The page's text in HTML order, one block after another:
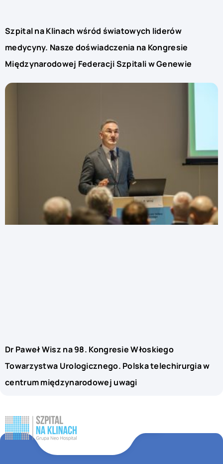
Szpital na Klinach wśród światowych liderów
medycyny. Nasze doświadczenia na Kongresie
Międzynarodowej Federacji Szpitali w Genewie
Dr Paweł Wisz na 98. Kongresie Włoskiego
Towarzystwa Urologicznego. Polska telechirurgia w
centrum międzynarodowej uwagi